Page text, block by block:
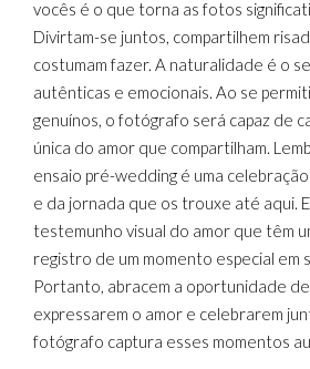
vocês é o que torna as fotos
Divirtam-se juntos, compartilhem
costumam fazer. A naturalidade é o
autênticas e emocionais. Ao se
genuínos, o fotógrafo será capaz de
única do amor que compartilham.
ensaio pré-wedding é uma
e da jornada que os trouxe até aqui.
testemunho visual do amor que têm
registro de um momento especial em
Portanto, abracem a oportunidade
expressarem o amor e celebrarem
fotógrafo captura esses momentos